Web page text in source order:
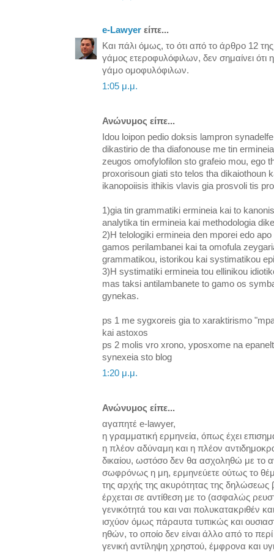
e-Lawyer είπε...
Και πάλι όμως, το ότι από το άρθρο 12
γάμος ετεροφυλόφιλων, δεν σημαίνει
γάμο ομοφυλόφιλων.
1:05 μ.μ.
Ανώνυμος είπε...
Idou loipon pedio doksis lampron
dikastirio de tha diafonouse me tin
zeugos omofylofilon sto grafeio mou, ego
proxorisoun giati sto telos tha dikaiothoun
ikanopoiisis ithikis vlavis gia prosvoli tis
1)gia tin grammatiki ermineia kai to
analytika tin ermineia kai methodologia
2)H telologiki ermineia den mporei edo
gamos perilambanei kai ta omofula
grammatikou, istorikou kai systimatikou
3)H systimatiki ermineia tou ellinikou
mas taksi antilambanete to gamo os
gynekas.
ps 1 me sygxoreis gia to xaraktirismo
kai astoxos
ps 2 molis vro xrono, yposxome na
synexeia sto blog
1:20 μ.μ.
Ανώνυμος είπε...
αγαπητέ e-lawyer,
η γραμματική ερμηνεία, όπως έχει
η πλέον αδύναμη και η πλέον
δικαίου, ωστόσο δεν θα ασχοληθώ με το
σωφρόνως η μη, ερμηνεύετε ούτως το
της αρχής της ακυρότητας της δηλώσεως
έρχεται σε αντίθεση με το (ασφαλώς
γενικότητά του και ναι πολυκατακριθέν
ισχύον όμως πάραυτα τυπικώς και
ηθών, το οποίο δεν είναι άλλο από το
γενική αντίληψη χρηστού, έμφρονα και